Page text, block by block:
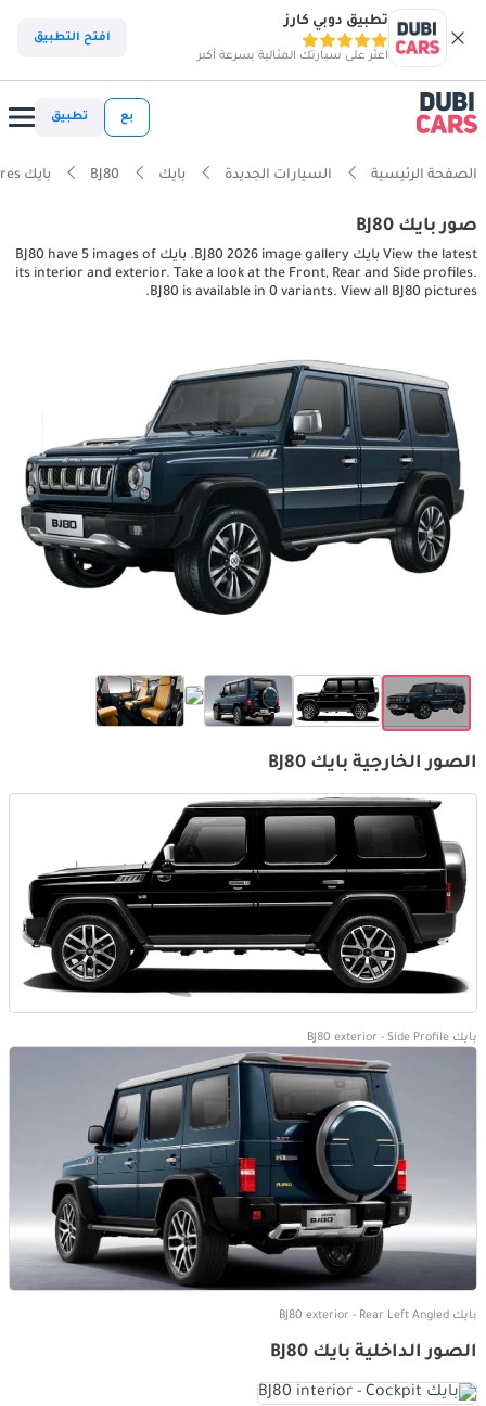
تطبيق دوبي كارز
اعثر على سيارتك المثالية بسرعة أكبر
افتح التطبيق
بع تطبيق
الصفحة الرئيسية السيارات الجديدة بايك BJ80 بايك BJ80 interior, exterior pictures
صور بايك BJ80
View the latest بايك BJ80 2026 image gallery. بايك BJ80 have 5 images of
its interior and exterior. Take a look at the Front, Rear and Side profiles.
BJ80 is available in 0 variants. View all BJ80 pictures.
الصور الخارجية بايك BJ80
بايك BJ80 exterior - Side Profile
بايك BJ80 exterior - Rear Left Angled
الصور الداخلية بايك BJ80